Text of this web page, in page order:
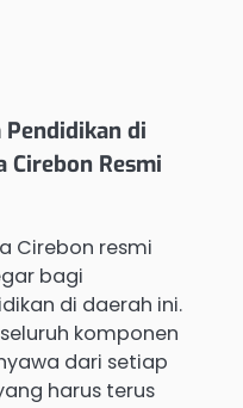
di
Cirebon Resmi
Cirebon resmi
bagi
di daerah ini.
komponen
dari setiap
harus terus